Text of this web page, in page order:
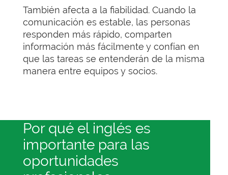
También afecta a la fiabilidad. Cuando la
comunicación es estable, las personas
responden más rápido, comparten
información más fácilmente y confían en
que las tareas se entenderán de la misma
manera entre equipos y socios.
Por qué el inglés es
importante para las
oportunidades